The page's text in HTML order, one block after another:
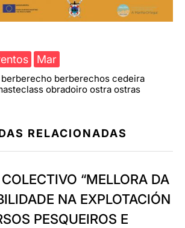
Mar
berberecho berberechos cedeira
obradoiro ostra ostras
RELACIONADAS
“MELLORA DA
NA EXPLOTACIÓN
PESQUEIROS E